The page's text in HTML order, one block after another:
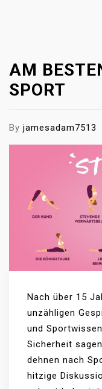
AM
SPORT
By jamesadam7513
Nach über 15
unzähligen
und
Sicherheit
dehnen nach
hitzige